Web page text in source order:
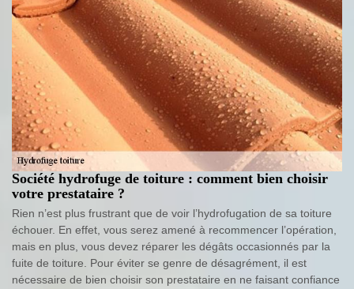
Société hydrofuge de toiture : comment bien choisir
votre prestataire ?
Rien n’est plus frustrant que de voir l’hydrofugation de sa toiture
échouer. En effet, vous serez amené à recommencer l’opération,
mais en plus, vous devez réparer les dégâts occasionnés par la
fuite de toiture. Pour éviter se genre de désagrément, il est
nécessaire de bien choisir son prestataire en ne faisant confiance